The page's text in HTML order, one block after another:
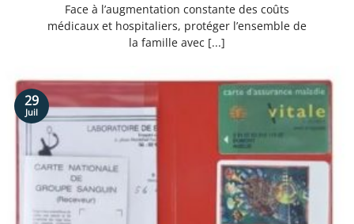
Face à l’augmentation constante des coûts
médicaux et hospitaliers, protéger l’ensemble de
la famille avec [...]
29
Juil